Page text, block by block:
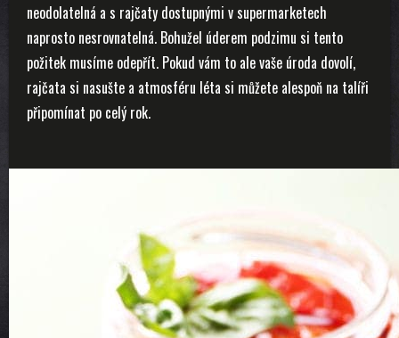
neodolatelná a s rajčaty dostupnými v supermarketech
naprosto nesrovnatelná. Bohužel úderem podzimu si tento
požitek musíme odepřít. Pokud vám to ale vaše úroda dovolí,
rajčata si nasušte a atmosféru léta si můžete alespoň na talíři
připomínat po celý rok.